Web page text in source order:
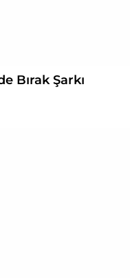
Bırak Şarkı